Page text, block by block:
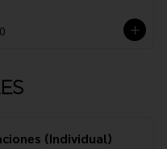
(Individual)